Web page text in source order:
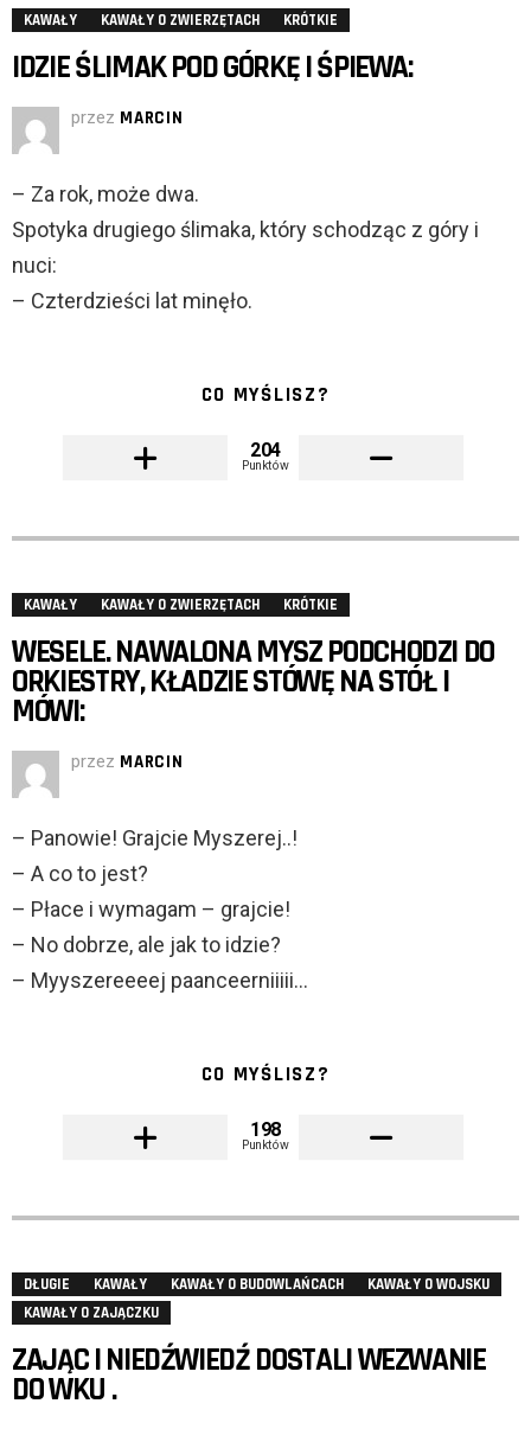
KAWAŁY KAWAŁY O ZWIERZĘTACH KRÓTKIE
IDZIE ŚLIMAK POD GÓRKĘ I ŚPIEWA:
przez MARCIN
– Za rok, może dwa.
Spotyka drugiego ślimaka, który schodząc z góry i
nuci:
– Czterdzieści lat minęło.
CO MYŚLISZ?
204
Punktów
KAWAŁY KAWAŁY O ZWIERZĘTACH KRÓTKIE
WESELE. NAWALONA MYSZ PODCHODZI DO
ORKIESTRY, KŁADZIE STÓWĘ NA STÓŁ I
MÓWI:
przez MARCIN
– Panowie! Grajcie Myszerej..!
– A co to jest?
– Płace i wymagam – grajcie!
– No dobrze, ale jak to idzie?
– Myyszereeeej paanceerniiiii…
CO MYŚLISZ?
198
Punktów
DŁUGIE KAWAŁY KAWAŁY O BUDOWLAŃCACH
KAWAŁY O WOJSKU
KAWAŁY O ZAJĄCZKU
ZAJĄC I NIEDŹWIEDŹ DOSTALI WEZWANIE
DO WKU .